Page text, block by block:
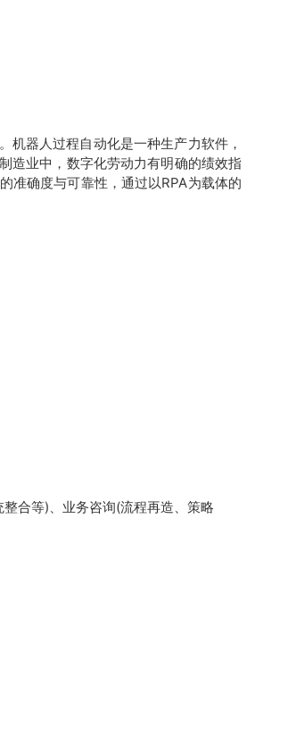
器人过程自动化是一种生产力软件，
造业中，数字化劳动力有明确的绩效指
准确度与可靠性，通过以RPA为载体的
合等)、业务咨询(流程再造、策略